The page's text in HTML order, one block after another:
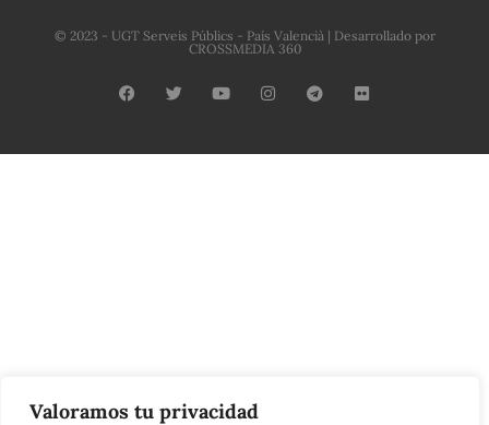
Valoramos tu privacidad
© 2023 - UGT Serveis Públics - País Valencià | Desarrollado por
CROSSMEDIA 360